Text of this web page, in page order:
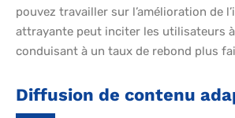
pouvez travailler sur l’amélioration de
attrayante peut inciter les utilisateurs
conduisant à un taux de rebond plus
Diffusion de contenu